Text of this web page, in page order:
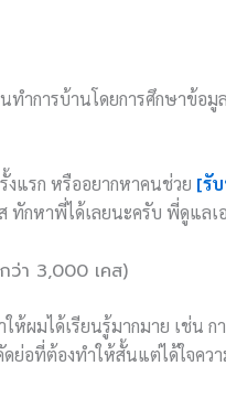
ำการบ้านโดยการศึกษาข้อมู
งแรก หรืออยากหาคนช่วย [รั
ทักหาพี่ได้เลยนะครับ พี่ดูแลเ
ว่า 3,000 เคส)
ผมได้เรียนรู้มากมาย เช่น ก
ย่อที่ต้องทำให้สั้นแต่ได้ใจคว